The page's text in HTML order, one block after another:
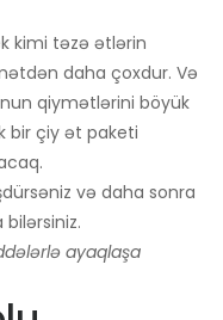
kimi təzə ətlərin
daha çoxdur. Və
qiymətlərini böyük
bir çiy ət paketi
və daha sonra
ayaqlaşa